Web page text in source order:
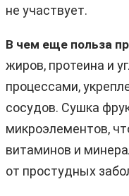
не участвует.
В чем еще польза
жиров, протеина и
процессами,
сосудов. Сушка
микроэлементов,
витаминов и
от простудных